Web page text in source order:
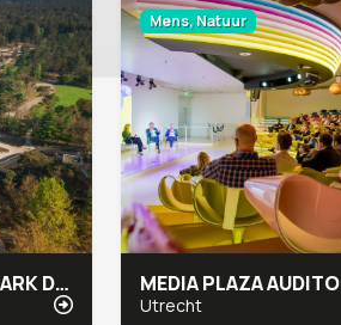
HET NATIONALE PARK DE HOGE VELUWE
Mens, Natuur
Utrecht